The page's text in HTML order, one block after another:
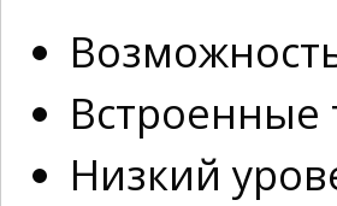
Встроенные
Низкий